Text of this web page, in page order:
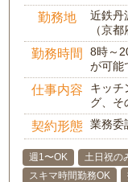
勤務地
近鉄丹
（京
勤務時間
8時～
が可能
仕事内容
キッチ
グ、そ
契約形態 業務委
週1〜OK 土日祝の
スキマ時間勤務OK